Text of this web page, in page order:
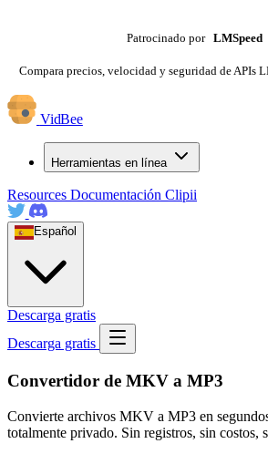
Patrocinado por LMSpeed
Compara precios, velocidad y seguridad de APIs
VidBee
Herramientas en línea
Resources Documentación Clipii
Español
Descarga gratis
Descarga gratis
Convertidor de MKV a MP3
Convierte archivos MKV a MP3 en
totalmente privado. Sin registros, sin costos,